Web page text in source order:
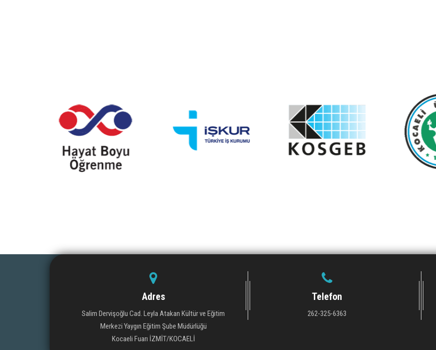
Adres
Salim Dervişoğlu Cad. Leyla Atakan Kültür ve Eğitim
Merkezi Yaygın Eğitim Şube Müdürlüğü
Kocaeli Fuarı İZMİT/KOCAELİ
Telefon
262-325-6363